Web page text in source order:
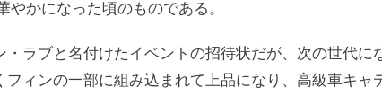
かになった頃のものである。
ラブと名付けたイベントの招待状だが、次の世代に
ィンの一部に組み込まれて上品になり、高級車キャ